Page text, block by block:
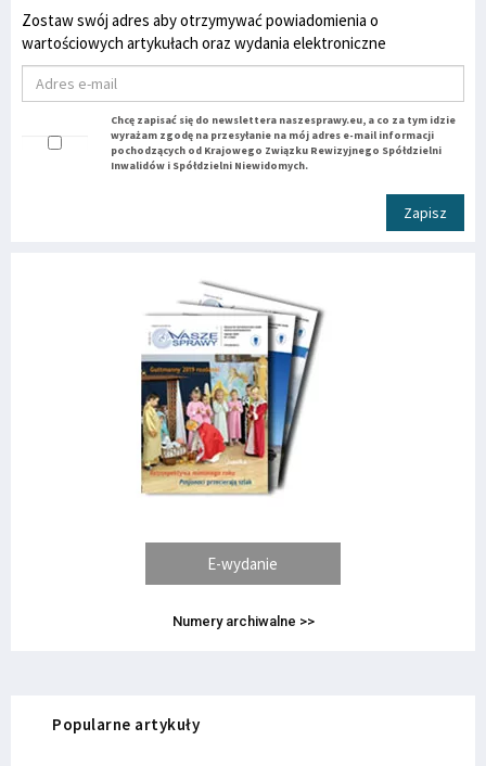
Zostaw swój adres aby otrzymywać powiadomienia o
wartościowych artykułach oraz wydania elektroniczne
Chcę zapisać się do newslettera naszesprawy.eu, a co za tym idzie
wyrażam zgodę na przesyłanie na mój adres e-mail informacji
pochodzących od Krajowego Związku Rewizyjnego Spółdzielni
Inwalidów i Spółdzielni Niewidomych.
Zapisz
E-wydanie
Numery archiwalne >>
Popularne artykuły